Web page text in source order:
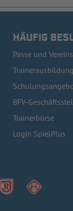
HÄUFIG
Pässe und
Trainerausbildung
BFV-
Trainerbörse
Login SpielPlus